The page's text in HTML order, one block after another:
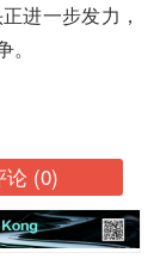
进一步发力，
论 (0)